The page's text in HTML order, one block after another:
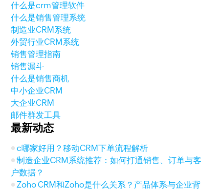
什么是crm管理软件
什么是销售管理系统
制造业CRM系统
外贸行业CRM系统
销售管理指南
销售漏斗
什么是销售商机
中小企业CRM
大企业CRM
邮件群发工具
最新动态
c哪家好用？移动CRM下单流程解析
制造企业CRM系统推荐：如何打通销售、订单与客
户数据？
Zoho CRM和Zoho是什么关系？产品体系与企业背